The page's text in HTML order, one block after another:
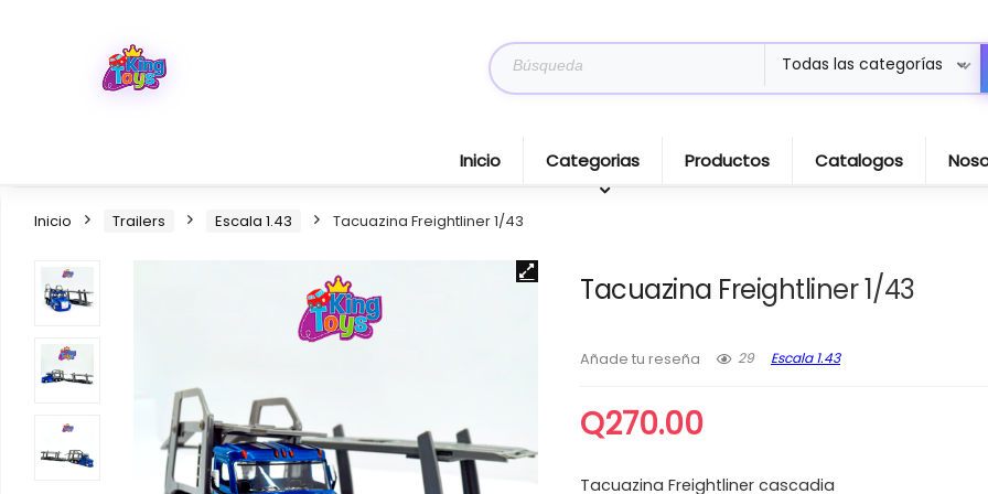
Search
for:
Todas las categorías
Inicio Categorias Productos Catalogos
Inicio Trailers Escala 1.43 Tacuazina Freightliner 1/43
Tacuazina Freightliner 1/43
Añade tu reseña 29 Escala 1.43
Q270.00
Tacuazina Freightliner cascadia